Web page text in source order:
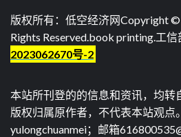
版权所有：低空经济网Copyright
Rights Reserved.book printing.工信
2023062670号-2
本站所刊登的的信息和资讯，均转
版权归属原作者，不代表本站观点
yulongchuanmei；邮箱